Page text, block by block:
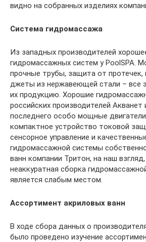
видно на собранных изделиях
Система гидромассажа
Из западных производителей
гидромассажных систем у PoolSPA.
прочные трубы, защита от протечек,
джеты из нержавеющей стали – все
их продукцию. Хорошие
российских производителей
последнего особо мощные
компактное устройство токовой
сенсорное управление и
гидромассажной системы
ванн компании Тритон, на наш
неаккуратная сборка
является слабым местом.
Ассортимент акриловых ванн
В ходе сбора данных о
было проведено изучение